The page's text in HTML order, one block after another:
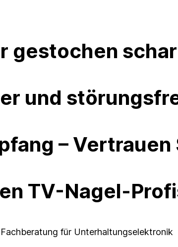
gestochen
und
– Vertrauen
TV-Nagel-
Fachberatung für Unterhaltungselektronik